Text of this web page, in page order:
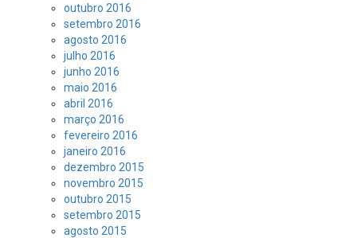
outubro 2016
setembro 2016
agosto 2016
julho 2016
junho 2016
maio 2016
abril 2016
março 2016
fevereiro 2016
janeiro 2016
dezembro 2015
novembro 2015
outubro 2015
setembro 2015
agosto 2015